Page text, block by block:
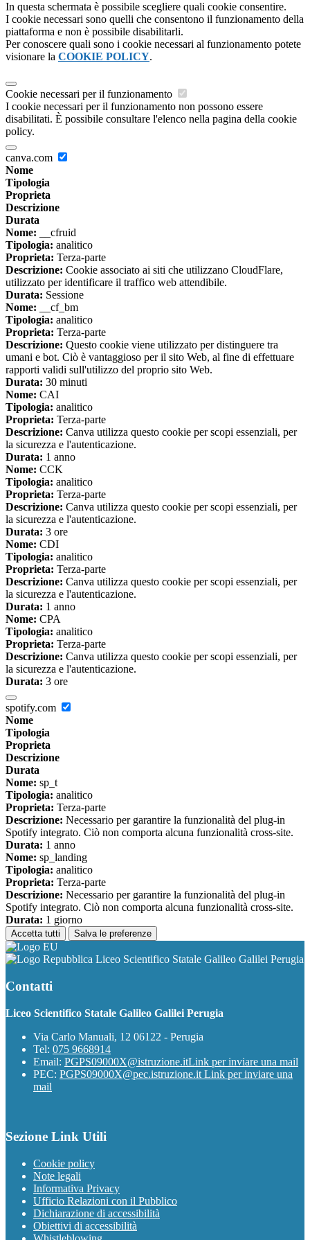
In questa schermata è possibile scegliere quali cookie consentire.
I cookie necessari sono quelli che consentono il funzionamento della
piattaforma e non è possibile disabilitarli.
Per conoscere quali sono i cookie necessari al funzionamento potete
visionare la COOKIE POLICY.
Cookie necessari per il funzionamento
I cookie necessari per il funzionamento non possono essere
disabilitati. È possibile consultare l'elenco nella pagina della cookie
policy.
canva.com
Nome
Tipologia
Proprieta
Descrizione
Durata
Nome: __cfruid
Tipologia: analitico
Proprieta: Terza-parte
Descrizione: Cookie associato ai siti che utilizzano CloudFlare,
utilizzato per identificare il traffico web attendibile.
Durata: Sessione
Nome: __cf_bm
Tipologia: analitico
Proprieta: Terza-parte
Descrizione: Questo cookie viene utilizzato per distinguere tra
umani e bot. Ciò è vantaggioso per il sito Web, al fine di effettuare
rapporti validi sull'utilizzo del proprio sito Web.
Durata: 30 minuti
Nome: CAI
Tipologia: analitico
Proprieta: Terza-parte
Descrizione: Canva utilizza questo cookie per scopi essenziali, per
la sicurezza e l'autenticazione.
Durata: 1 anno
Nome: CCK
Tipologia: analitico
Proprieta: Terza-parte
Descrizione: Canva utilizza questo cookie per scopi essenziali, per
la sicurezza e l'autenticazione.
Durata: 3 ore
Nome: CDI
Tipologia: analitico
Proprieta: Terza-parte
Descrizione: Canva utilizza questo cookie per scopi essenziali, per
la sicurezza e l'autenticazione.
Durata: 1 anno
Nome: CPA
Tipologia: analitico
Proprieta: Terza-parte
Descrizione: Canva utilizza questo cookie per scopi essenziali, per
la sicurezza e l'autenticazione.
Durata: 3 ore
spotify.com
Nome
Tipologia
Proprieta
Descrizione
Durata
Nome: sp_t
Tipologia: analitico
Proprieta: Terza-parte
Descrizione: Necessario per garantire la funzionalità del plug-in
Spotify integrato. Ciò non comporta alcuna funzionalità cross-site.
Durata: 1 anno
Nome: sp_landing
Tipologia: analitico
Proprieta: Terza-parte
Descrizione: Necessario per garantire la funzionalità del plug-in
Spotify integrato. Ciò non comporta alcuna funzionalità cross-site.
Durata: 1 giorno
Accetta tutti Salva le preferenze
Liceo Scientifico Statale Galileo Galilei Perugia
Contatti
Liceo Scientifico Statale Galileo Galilei Perugia
Via Carlo Manuali, 12 06122 - Perugia
Tel: 075 9668914
Email: PGPS09000X@istruzione.itLink per inviare una mail
PEC: PGPS09000X@pec.istruzione.it Link per inviare una
mail
Sezione Link Utili
Cookie policy
Note legali
Informativa Privacy
Ufficio Relazioni con il Pubblico
Dichiarazione di accessibilità
Obiettivi di accessibilità